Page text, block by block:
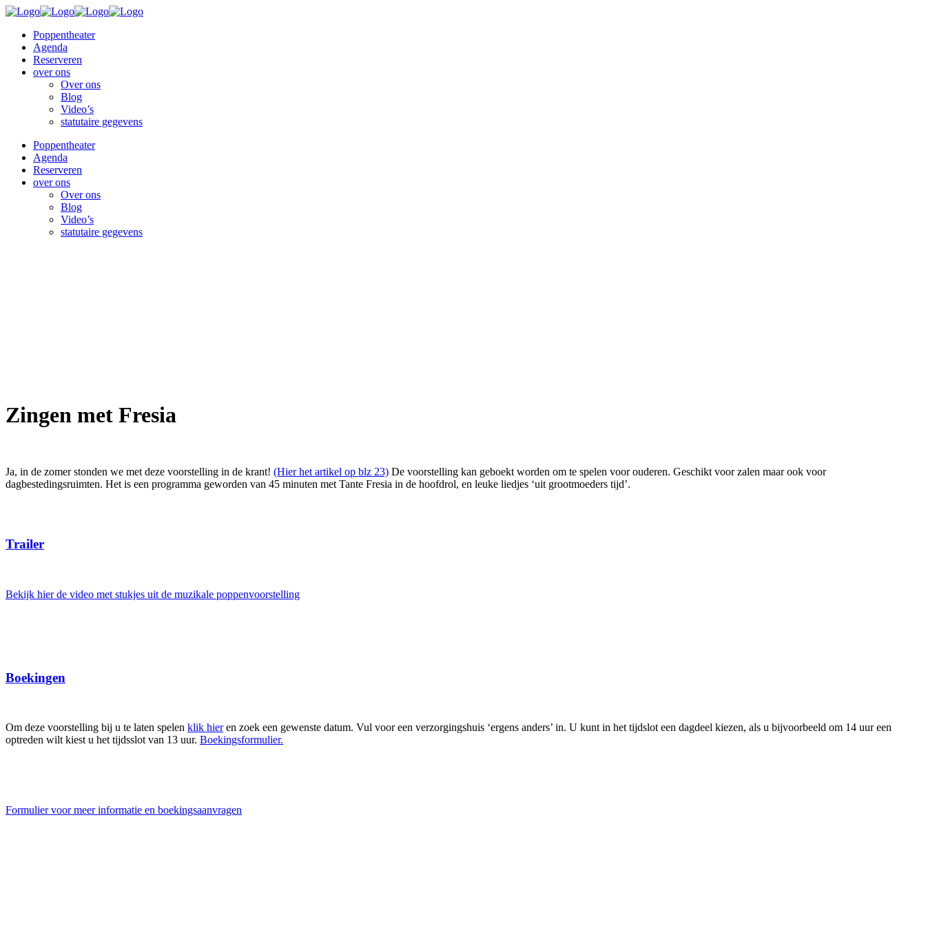
Poppentheater
Agenda
Reserveren
over ons
Over ons
Blog
Video’s
statutaire gegevens
Poppentheater
Agenda
Reserveren
over ons
Over ons
Blog
Video’s
statutaire gegevens
Zingen met Fresia
Ja, in de zomer stonden we met deze voorstelling in de krant! (Hier het artikel op blz 23) De voorstelling kan geboekt worden om te spelen voor ouderen. Geschikt voor zalen maar ook voor
dagbestedingsruimten. Het is een programma geworden van 45 minuten met Tante Fresia in de hoofdrol, en leuke liedjes ‘uit grootmoeders tijd’.
Trailer
Bekijk hier de video met stukjes uit de muzikale poppenvoorstelling
Boekingen
Om deze voorstelling bij u te laten spelen klik hieren zoek een gewenste datum. Vul voor een verzorgingshuis ‘ergens anders’ in. U kunt in het tijdslot een dagdeel kiezen, als u bijvoorbeeld om 14 uur een
optreden wilt kiest u het tijdsslot van 13 uur. Boekingsformulier.
Formulier voor meer informatie en boekingsaanvragen